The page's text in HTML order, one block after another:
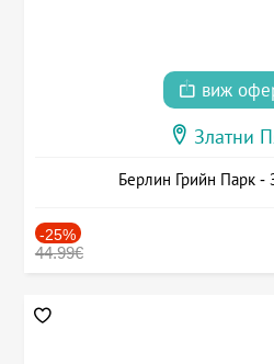
виж
Златни
Берлин Грийн Парк -
-25%
44.99€